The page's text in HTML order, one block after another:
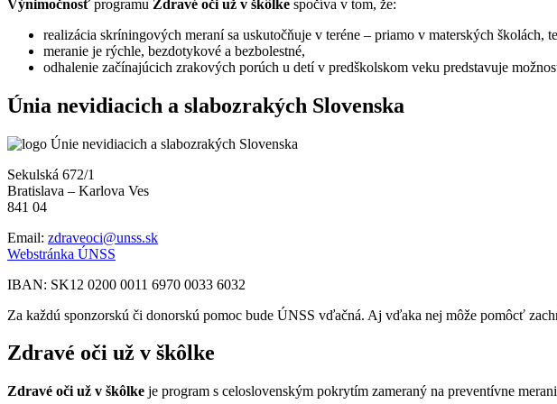
Výnimočnosťprogramu Zdravé oči už v škôlke spočíva v tom, že:
realizácia skríningových meraní sa uskutočňuje v teréne – priamo v materských školách,
meranie je rýchle, bezdotykové a bezbolestné,
odhalenie začínajúcich zrakových porúch u detí v predškolskom veku predstavuje
Preskočiť
späť
hlavnú
Únia nevidiacich a slabozrakých Slovenska
Sekulská 672/1
Bratislava – Karlova Ves
841 04
Email: zdraveoci@unss.sk
Webstránka ÚNSS
IBAN: SK12 0200 0011 6970 0033 6032
Za každú sponzorskú či donorskú pomoc bude ÚNSS vďačná. Aj vďaka nej môže pomôcť
Zdravé oči už v škôlke
Zdravé oči už v škôlke je program s celoslovenským pokrytím zameraný na preventívne